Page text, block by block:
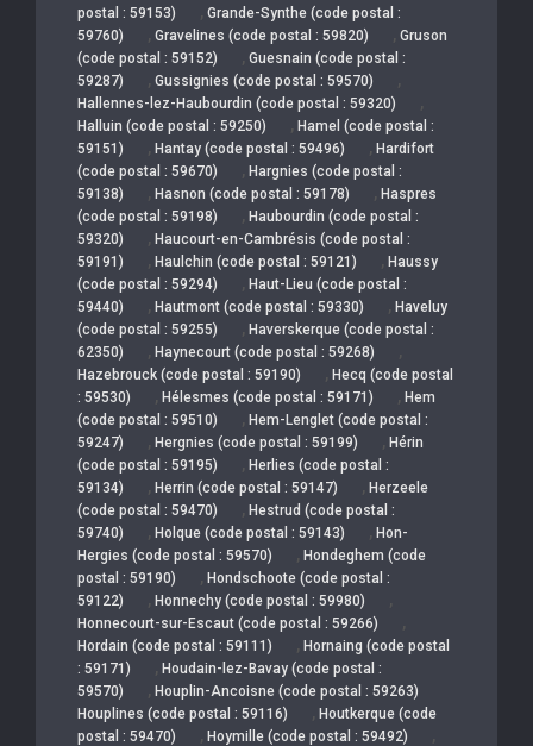
postal : 59153)
, Grande-Synthe (code postal :
59760)
, Gravelines (code postal : 59820) , Gruson
(code postal : 59152)
, Guesnain (code postal :
59287)
, Gussignies (code postal : 59570) ,
Hallennes-lez-Haubourdin (code postal : 59320) ,
Halluin (code postal : 59250) , Hamel (code postal :
59151)
, Hantay (code postal : 59496) , Hardifort
(code postal : 59670)
, Hargnies (code postal :
59138)
, Hasnon (code postal : 59178) , Haspres
(code postal : 59198)
, Haubourdin (code postal :
59320)
, Haucourt-en-Cambrésis (code postal :
59191)
, Haulchin (code postal : 59121) , Haussy
(code postal : 59294)
, Haut-Lieu (code postal :
59440)
, Hautmont (code postal : 59330) , Haveluy
(code postal : 59255)
, Haverskerque (code postal :
62350)
, Haynecourt (code postal : 59268) ,
Hazebrouck (code postal : 59190) , Hecq (code postal
: 59530)
, Hélesmes (code postal : 59171) , Hem
(code postal : 59510)
, Hem-Lenglet (code postal :
59247)
, Hergnies (code postal : 59199) , Hérin
(code postal : 59195)
, Herlies (code postal :
59134)
, Herrin (code postal : 59147) , Herzeele
(code postal : 59470)
, Hestrud (code postal :
59740)
, Holque (code postal : 59143) , Hon-
Hergies (code postal : 59570)
, Hondeghem (code
postal : 59190)
, Hondschoote (code postal :
59122)
, Honnechy (code postal : 59980) ,
Honnecourt-sur-Escaut (code postal : 59266) ,
Hordain (code postal : 59111) , Hornaing (code postal
: 59171)
, Houdain-lez-Bavay (code postal :
59570)
, Houplin-Ancoisne (code postal : 59263)
Houplines (code postal : 59116)
, Houtkerque (code
postal : 59470)
, Hoymille (code postal : 59492) ,